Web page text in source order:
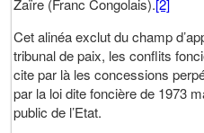
Zaïre (Franc Congolais).[2]
Cet alinéa exclut du champ
tribunal de paix, les conflits
cite par là les concessions
par la loi dite foncière de 1973
public de l’Etat.